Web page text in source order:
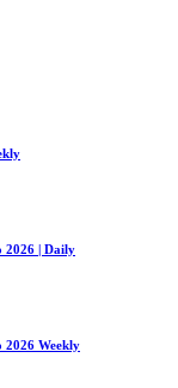
2026 | Daily
2026 Weekly